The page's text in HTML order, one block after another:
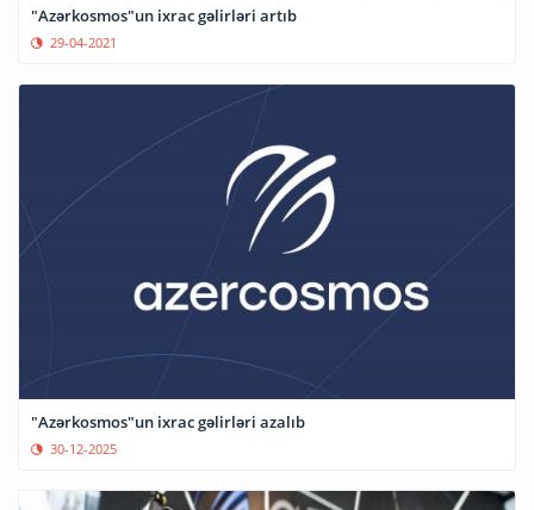
"Azərkosmos"un ixrac gəlirləri artıb
29-04-2021
"Azərkosmos"un ixrac gəlirləri azalıb
30-12-2025